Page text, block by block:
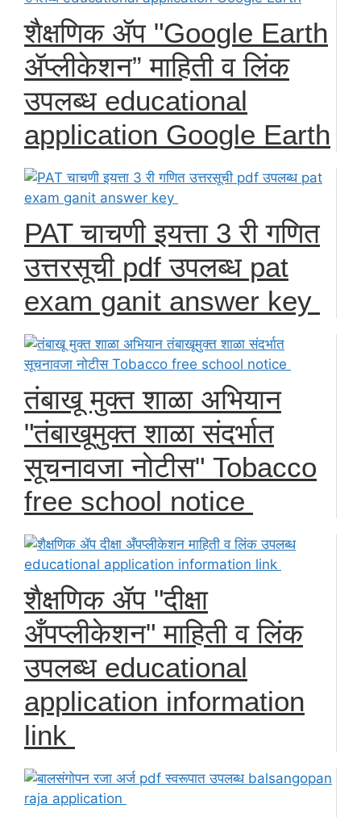
शैक्षणिक ॲप "Google Earth
ॲप्लीकेशन” माहिती व लिंक
उपलब्ध educational
application Google Earth
PAT चाचणी इयत्ता 3 री गणित
उत्तरसूची pdf उपलब्ध pat
exam ganit answer key
तंबाखू मुक्त शाळा अभियान
"तंबाखूमुक्त शाळा संदर्भात
सूचनावजा नोटीस" Tobacco
free school notice
शैक्षणिक ॲप "दीक्षा
अँपप्लीकेशन" माहिती व लिंक
उपलब्ध educational
application information
link